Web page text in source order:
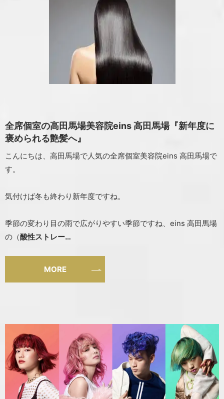
全席個室の高田馬場美容院eins 高田馬場『新年度に
褒められる艶髪へ』
こんにちは、高田馬場で人気の全席個室美容院eins 高田馬場で
す。
気付けば冬も終わり新年度ですね。
季節の変わり目の雨で広がりやすい季節ですね、eins 高田馬場
の（酸性ストレー…
MORE